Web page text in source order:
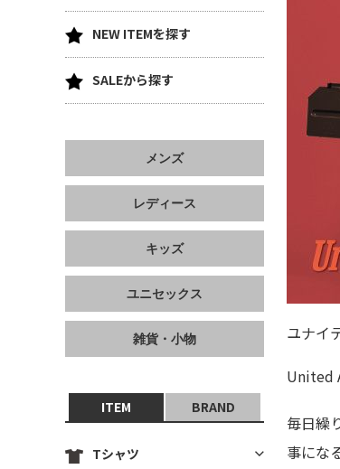
ユナイ
United
毎日繰
事にな
NEW ITEMを探す
SALEから探す
メンズ
レディース
キッズ
ユニセックス
雑貨・小物
ITEM BRAND
Tシャツ